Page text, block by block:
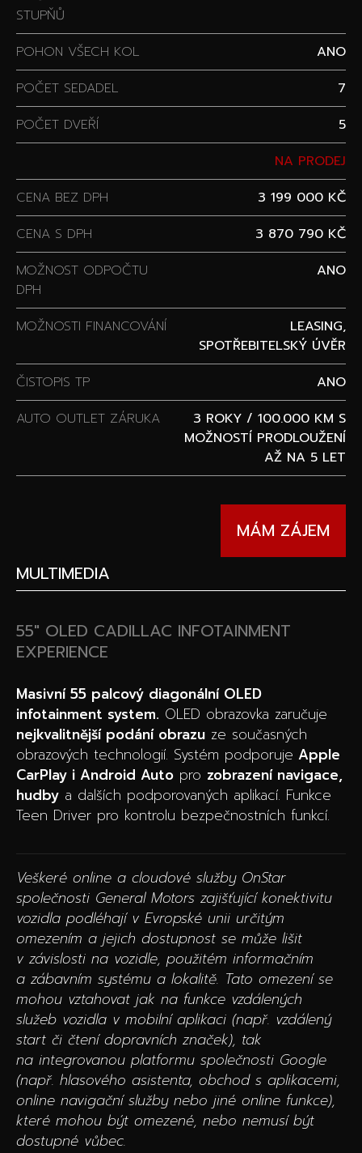
STUPŇŮ
POHON VŠECH KOL
ANO
POČET SEDADEL
7
POČET DVEŘÍ
5
NA PRODEJ
CENA BEZ DPH
3 199 000 KČ
CENA S DPH
3 870 790 KČ
MOŽNOST ODPOČTU
DPH
ANO
MOŽNOSTI FINANCOVÁNÍ
LEASING,
SPOTŘEBITELSKÝ ÚVĚR
ČISTOPIS TP
ANO
AUTO OUTLET ZÁRUKA
3 ROKY / 100.000 KM S
MOŽNOSTÍ PRODLOUŽENÍ
AŽ NA 5 LET
MÁM ZÁJEM
MULTIMEDIA
55″ OLED CADILLAC INFOTAINMENT
EXPERIENCE
Masivní 55 palcový diagonální OLED
infotainment system. OLED obrazovka zaručuje
nejkvalitnější podání obrazu ze současných
obrazových technologií. Systém podporuje Apple
CarPlay i Android Auto pro zobrazení navigace,
hudby a dalších podporovaných aplikací. Funkce
Teen Driver pro kontrolu bezpečnostních funkcí.
Veškeré online a cloudové služby OnStar
společnosti General Motors zajišťující konektivitu
vozidla podléhají v Evropské unii určitým
omezením a jejich dostupnost se může lišit
v závislosti na vozidle, použitém informačním
a zábavním systému a lokalitě. Tato omezení se
mohou vztahovat jak na funkce vzdálených
služeb vozidla v mobilní aplikaci (např. vzdálený
start či čtení dopravních značek), tak
na integrovanou platformu společnosti Google
(např. hlasového asistenta, obchod s aplikacemi,
online navigační služby nebo jiné online funkce),
které mohou být omezené, nebo nemusí být
dostupné vůbec.